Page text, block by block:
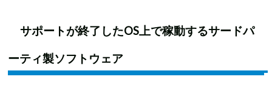
サポートが終了したOS上で稼動するサードパ
ーティ製ソフトウェア